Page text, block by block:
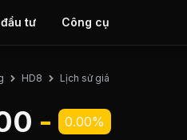
tư Công cụ
HD8 Lịch sử giá
- 0.00%